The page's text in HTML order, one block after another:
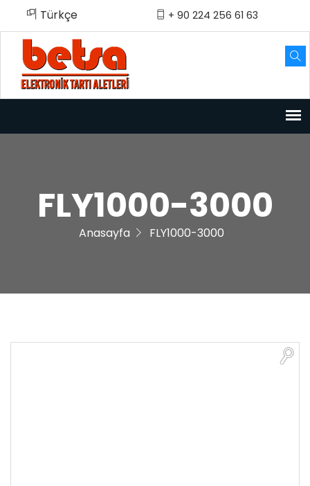
TürkçeTürkçe + 90 224 256 61 63
FLY1000-3000
Anasayfa FLY1000-3000